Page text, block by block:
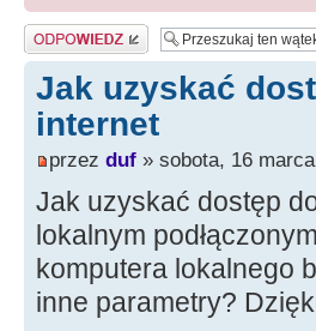
Odpowiedz
Jak uzyskać
internet
przez duf » sobota, 16
Jak uzyskać dostęp
lokalnym
komputera lokalnego
inne parametry?